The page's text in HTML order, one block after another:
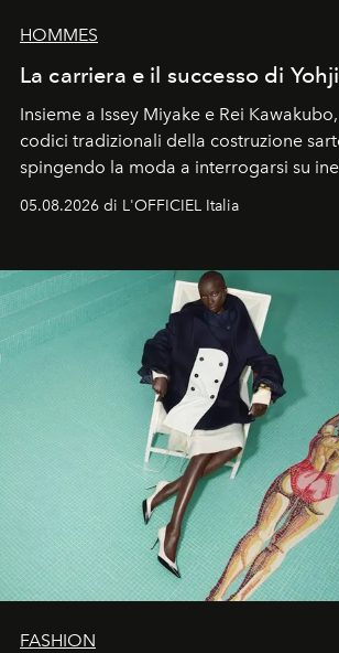
HOMMES
La carriera e il successo di
Insieme a Issey Miyake e Rei
codici tradizionali della costruzione
spingendo la moda a interrogarsi su
formali e a ridefinire il concetto stesso
un’impronta indelebile nella storia
05.08.2026 di L'OFFICIEL Italia
FASHION